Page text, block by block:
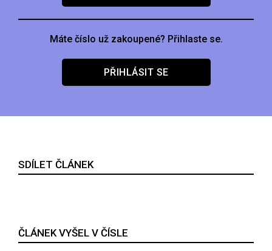
Máte číslo už zakoupené? Přihlaste se.
PŘIHLÁSIT SE
SDÍLET ČLÁNEK
ČLÁNEK VYŠEL V ČÍSLE